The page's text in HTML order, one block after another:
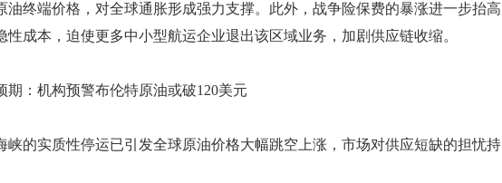
油终端价格，对全球通胀形成强力支撑。此外，战争险保费的暴涨进一步抬高
性成本，迫使更多中小型航运企业退出该区域业务，加剧供应链收缩。
：机构预警布伦特原油或破120美元
的实质性停运已引发全球原油价格大幅跳空上涨，市场对供应短缺的担忧持